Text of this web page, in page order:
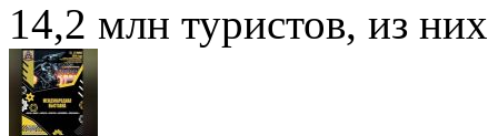
14,2 млн туристов, из